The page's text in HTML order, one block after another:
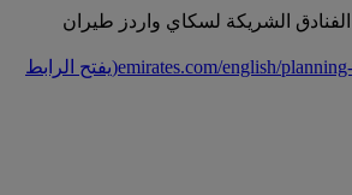
الشريكة لسكاي واردز طيران
emirates.com/english/(يفتح الرابط